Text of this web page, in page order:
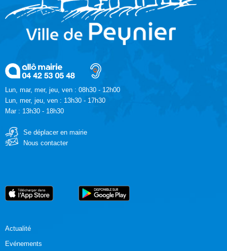
Lun, mar, mer, jeu, ven : 08h30 - 12h00
Lun, mer, jeu, ven : 13h30 - 17h30
Mar : 13h30 - 18h30
Se déplacer en mairie
Nous contacter
Actualité
Evénements